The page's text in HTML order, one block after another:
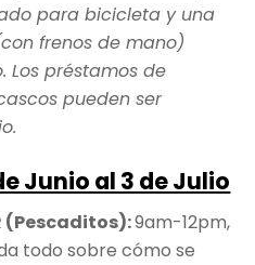
para bicicleta y una
frenos de mano)
préstamos de
pueden ser
Junio al 3 de Julio
(Pescaditos):9am-12pm,
todo sobre cómo se